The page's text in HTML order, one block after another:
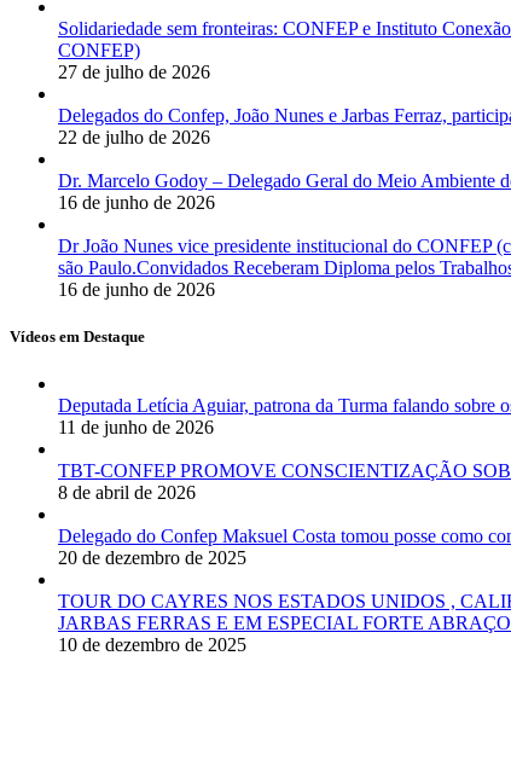
Solidariedade sem fronteiras: CONFEP e Instituto
CONFEP)
27 de julho de 2026
Delegados do Confep, João Nunes e Jarbas Ferraz,
22 de julho de 2026
Dr. Marcelo Godoy – Delegado Geral do Meio Ambiente
16 de junho de 2026
Dr João Nunes vice presidente institucional do CONFEP
são Paulo.Convidados Receberam Diploma pelos
16 de junho de 2026
Vídeos em Destaque
Deputada Letícia Aguiar, patrona da Turma falando sobre
11 de junho de 2026
TBT-CONFEP PROMOVE CONSCIENTIZAÇÃO
8 de abril de 2026
Delegado do Confep Maksuel Costa tomou posse como
20 de dezembro de 2025
TOUR DO CAYRES NOS ESTADOS UNIDOS ,
JARBAS FERRAS E EM ESPECIAL FORTE
10 de dezembro de 2025